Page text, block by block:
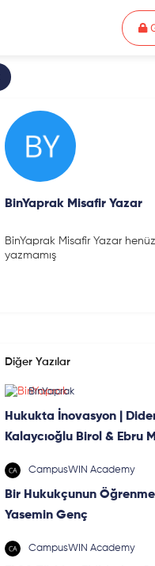
BinYaprak Misafir Yazar
BinYaprak Misafir Yazar
yazmamış
Diğer Yazılar
BinYaprak
Hukukta İnovasyon |
Kalaycıoğlu Birol & Ebru
CampusWIN Academy
Bir Hukukçunun
Yasemin Genç
CampusWIN Academy